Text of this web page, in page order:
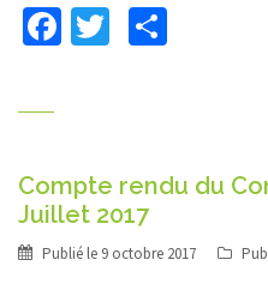
Facebook
Twitter
Compte rendu du
Juillet 2017
Publié le 9 octobre 2017